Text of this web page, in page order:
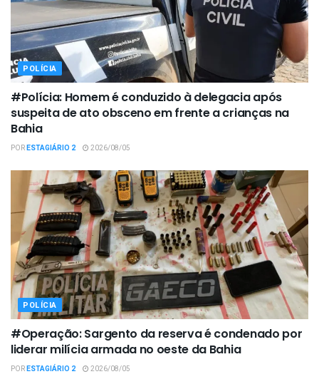
POLÍCIA
#Polícia: Homem é conduzido à delegacia após
suspeita de ato obsceno em frente a crianças na
Bahia
PORESTAGIÁRIO 2 2026/08/05
POLÍCIA
#Operação: Sargento da reserva é condenado por
liderar milícia armada no oeste da Bahia
PORESTAGIÁRIO 2 2026/08/05